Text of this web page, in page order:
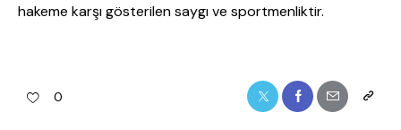
hakeme karşı gösterilen saygı ve sportmenliktir.
0